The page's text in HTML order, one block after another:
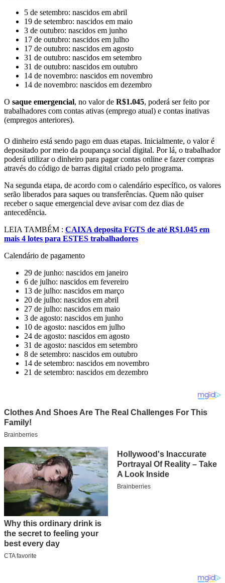
5 de setembro: nascidos em abril
19 de setembro: nascidos em maio
3 de outubro: nascidos em junho
17 de outubro: nascidos em julho
17 de outubro: nascidos em agosto
31 de outubro: nascidos em setembro
31 de outubro: nascidos em outubro
14 de novembro: nascidos em novembro
14 de novembro: nascidos em dezembro
O saque emergencial, no valor de R$1.045, poderá ser feito por
trabalhadores com contas ativas (emprego atual) e contas inativas
(empregos anteriores).
O dinheiro está sendo pago em duas etapas. Inicialmente, o valor é
depositado por meio da poupança social digital. Por lá, o trabalhador
poderá utilizar o dinheiro para pagar contas online e fazer compras
através do código de barras digital criado pelo programa.
Na segunda etapa, de acordo com o calendário específico, os valores
serão liberados para saques ou transferências. Quem não quiser
receber o saque emergencial deve avisar com dez dias de
antecedência.
LEIA TAMBÉM : CAIXA deposita FGTS de até R$1.045 em
mais 4 lotes para ESTES trabalhadores
Calendário de pagamento
29 de junho: nascidos em janeiro
6 de julho: nascidos em fevereiro
13 de julho: nascidos em março
20 de julho: nascidos em abril
27 de julho: nascidos em maio
3 de agosto: nascidos em junho
10 de agosto: nascidos em julho
24 de agosto: nascidos em agosto
31 de agosto: nascidos em setembro
8 de setembro: nascidos em outubro
14 de setembro: nascidos em novembro
21 de setembro: nascidos em dezembro